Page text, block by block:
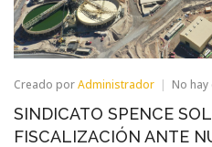
Creado porAdministrador No
SINDICATO SPENCE
FISCALIZACIÓN ANTE